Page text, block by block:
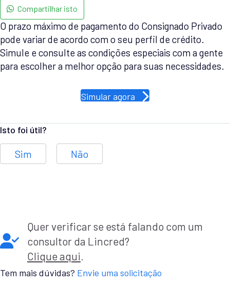
Compartilhar isto
O prazo máximo de pagamento do Consignado Privado
pode variar de acordo com o seu perfil de crédito.
Simule e consulte as condições especiais com a gente
para escolher a melhor opção para suas necessidades.
Simular agora
Isto foi útil?
Sim Não
Quer verificar se está falando com um
consultor da Lincred?
Clique aqui
Tem mais dúvidas? Envie uma solicitação